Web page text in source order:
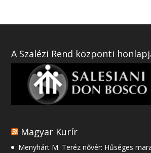
A Szalézi Rend központi
Magyar Kurír
Menyhárt M. Teréz nővér: Hűséges